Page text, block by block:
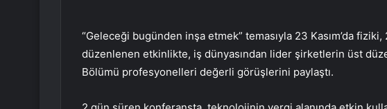
“Geleceği bugünden inşa etmek” temasıyla 23 Kasım’da
düzenlenen etkinlikte, iş dünyasından lider şirketlerin üst
Bölümü profesyonelleri değerli görüşlerini paylaştı.